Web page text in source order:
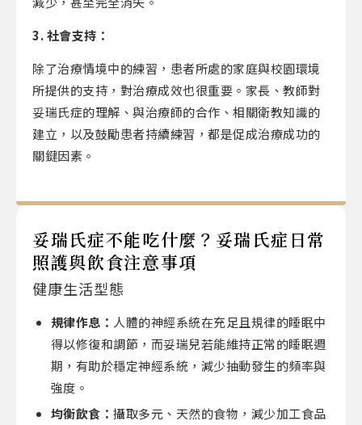
3. 社會支持：
除了治療情境中的練習，患者所處的家庭與校園環境
所提供的支持，對治療成效也很重要。家長、教師對
妥瑞氏症的理解、與治療師的合作、相關衛教知識的
建立，以及鼓勵患者持續練習，都是促成治療成功的
關鍵因素。
妥瑞氏症不能吃什麼？妥瑞氏症日常
照護與飲食注意事項
健康生活型態
規律作息： 人體的神經系統在充足且規律的睡眠中
得以修復和調節，而妥瑞兒若能維持正常的睡眠週
期，有助於穩定神經系統，減少抽動發生的頻率與
強度。
均衡飲食： 攝取多元、天然的食物，減少加工食品